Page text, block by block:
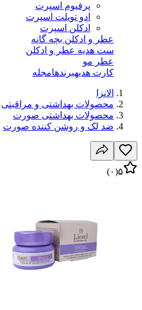
پرفیوم اسپرت
ادو تویلت اسپرت
ادکلن اسپرت
عطر و ادکلن بچه گانه
ست هدیه عطر و ادکلن
عطر مو
کارت هدیهبرندهامجله
الانزا
محصولات بهداشتی و مراقبتی
محصولات بهداشتی صورت
ضد لک و روشن کننده صورت
۵(۰)